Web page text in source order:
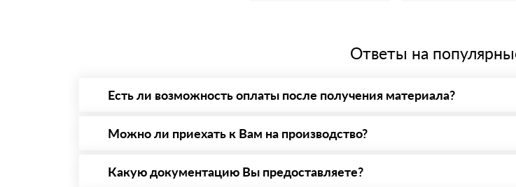
Ответы на
Есть ли возможность оплаты после получения материала?
то Вы в праве от него отказаться.
Можно ли приехать к Вам на производство?
предварительная запись по номеру телефону указанному на сайте!
Какую документацию Вы предоставляете?